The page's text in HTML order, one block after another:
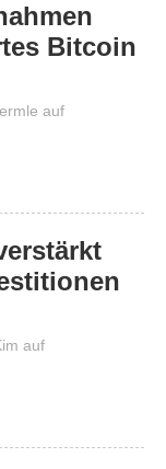
Bitcoin
auf
auf